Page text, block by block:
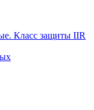
Класс защиты IIR